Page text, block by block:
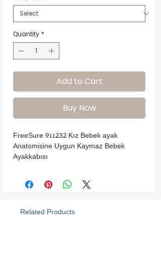
Quantity *
Add to Cart
Buy Now
FreeSure 911232 Kız Bebek ayak
Anatomisine Uygun Kaymaz Bebek
Ayakkabısı
Related Products